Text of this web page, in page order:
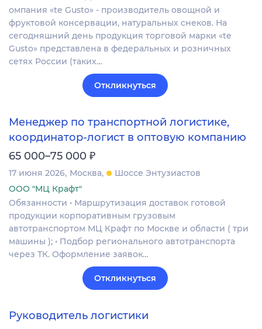
омпания «te Gusto» - производитель овощной и
фруктовой консервации, натуральных снеков. На
сегодняшний день продукция торговой марки «te
Gusto» представлена в федеральных и розничных
сетях России (таких…
Откликнуться
Менеджер по транспортной логистике,
координатор-логист в оптовую компанию
65 000–75 000 ₽
17 июня 2026 Москва
Шоссе Энтузиастов
ООО "МЦ Крафт"
Обязанности • Маршрутизация доставок готовой
продукции корпоративным грузовым
автотранспортом МЦ Крафт по Москве и области ( три
машины ); • Подбор регионального автотранспорта
через ТК. Оформление заявок…
Откликнуться
Руководитель логистики